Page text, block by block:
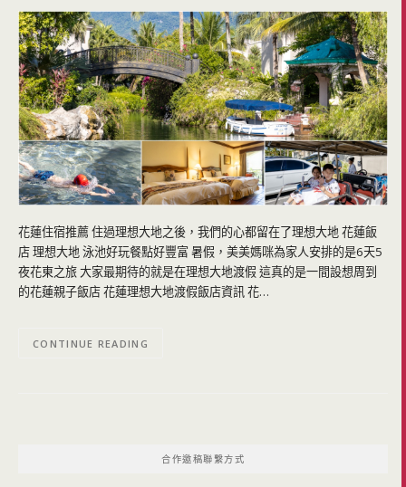
花蓮住宿推薦 住過理想大地之後，我們的心都留在了理想大地 花蓮飯
店 理想大地 泳池好玩餐點好豐富 暑假，美美媽咪為家人安排的是6天5
夜花東之旅 大家最期待的就是在理想大地渡假 這真的是一間設想周到
的花蓮親子飯店 花蓮理想大地渡假飯店資訊 花…
CONTINUE READING
合作邀稿聯繫方式